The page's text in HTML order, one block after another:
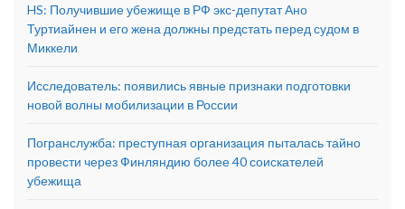
HS: Получившие убежище в РФ экс-депутат Ано
Туртиайнен и его жена должны предстать перед судом в
Миккели
Исследователь: появились явные признаки подготовки
новой волны мобилизации в России
Погранслужба: преступная организация пыталась тайно
провести через Финляндию более 40 соискателей
убежища